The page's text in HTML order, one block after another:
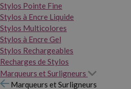
Stylos Pointe Fine
Stylos à Encre Liquide
Stylos Multicolores
Stylos à Encre Gel
Stylos Rechargeables
Recharges de Stylos
Marqueurs et Surligneurs
Marqueurs et Surligneurs